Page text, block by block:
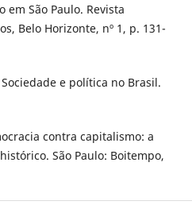
em São Paulo. Revista
Belo Horizonte, nº 1, p. 131-
e política no Brasil.
contra capitalismo: a
São Paulo: Boitempo,